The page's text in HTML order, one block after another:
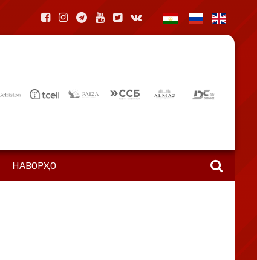
НАВОРҲО